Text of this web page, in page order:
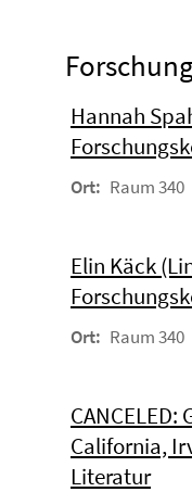
Hannah
Ort: Raum 340
Elin Käck
Ort: Raum 340
California,
Literatur